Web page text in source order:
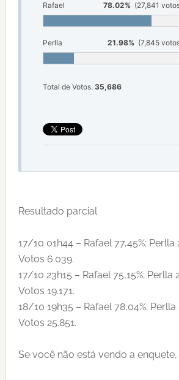
Rafael 78.02%(27,841
Perlla 21.98%(7,845
Total de Votos. 35,686
Resultado parcial
17/10 01h44 – Rafael 77,45%; Perlla
Votos 6.039.
17/10 23h15 – Rafael 75,15%; Perlla
Votos 19.171.
18/10 19h35 – Rafael 78,04%; Perlla
Votos 25.851.
Se você não está vendo a